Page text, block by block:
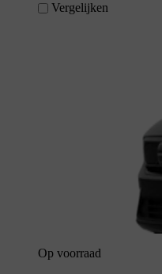
Vergelijken
Op voorraad